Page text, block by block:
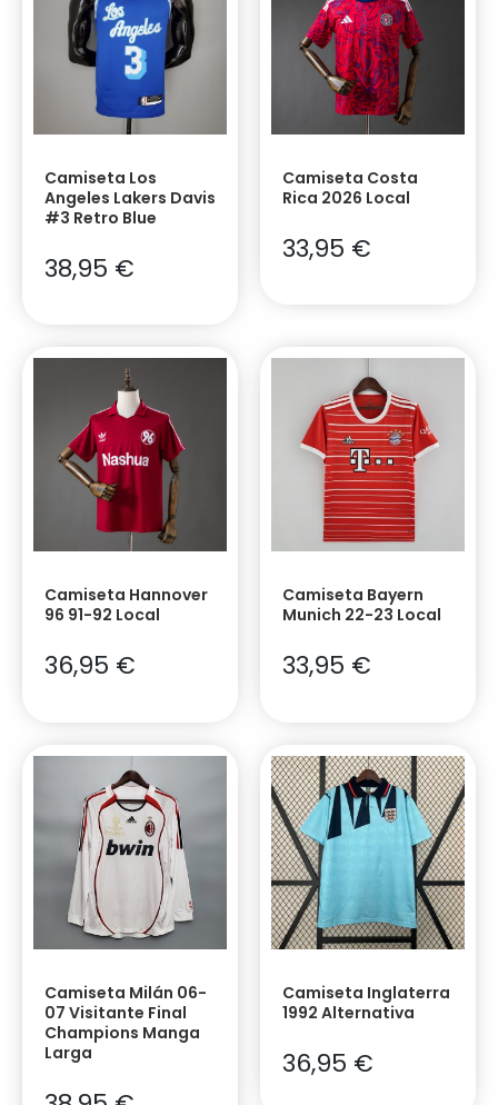
Camiseta Los
Angeles Lakers Davis
#3 Retro Blue
38,95 €
Camiseta Costa
Rica 2026 Local
33,95 €
Camiseta Hannover
96 91-92 Local
36,95 €
Camiseta Bayern
Munich 22-23 Local
33,95 €
Camiseta Milán 06-
07 Visitante Final
Champions Manga
Larga
Camiseta Inglaterra
1992 Alternativa
36,95 €